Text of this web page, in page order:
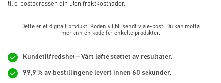
til e-postadressen din uten fraktkostnader.
Dette er et digitalt produkt. Koden vil bli sendt via e-post. Du kan motta
mer enn én kode for enkelte produkter.
Kundetilfredshet – Vårt løfte støttet av resultater.
99,9 % av bestillingene levert innen 60 sekunder.